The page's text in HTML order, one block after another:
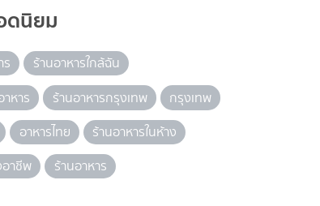
ดนิยม
ร้านอาหารใกล้ฉัน
หาร
ร้านอาหารกรุงเทพ
กรุงเทพ
อาหารไทย
ร้านอาหารในห้าง
อาชีพ
ร้านอาหาร